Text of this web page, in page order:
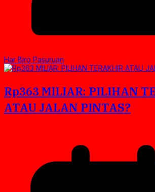
Har Biro Pasuruan
Rp363 MILIAR: PILIHAN
ATAU JALAN PINTAS?